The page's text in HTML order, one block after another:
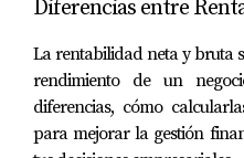
cómo garantizar la
no dudes en contactar a
aquí para ayudarte a
perfecta para ti.
Diferencias entre
La rentabilidad neta y bruta
rendimiento de un
diferencias, cómo
para mejorar la gestión